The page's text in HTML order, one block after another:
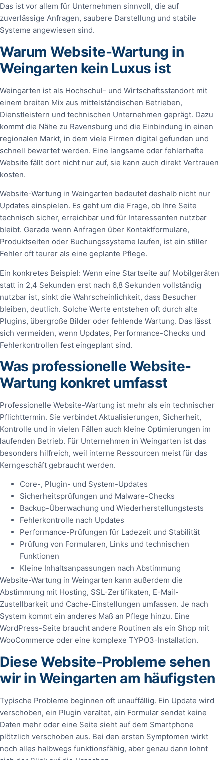
Das ist vor allem für Unternehmen sinnvoll, die auf
zuverlässige Anfragen, saubere Darstellung und stabile
Systeme angewiesen sind.
Warum Website-Wartung in
Weingarten kein Luxus ist
Weingarten ist als Hochschul- und Wirtschaftsstandort mit
einem breiten Mix aus mittelständischen Betrieben,
Dienstleistern und technischen Unternehmen geprägt. Dazu
kommt die Nähe zu Ravensburg und die Einbindung in einen
regionalen Markt, in dem viele Firmen digital gefunden und
schnell bewertet werden. Eine langsame oder fehlerhafte
Website fällt dort nicht nur auf, sie kann auch direkt Vertrauen
kosten.
Website-Wartung in Weingarten bedeutet deshalb nicht nur
Updates einspielen. Es geht um die Frage, ob Ihre Seite
technisch sicher, erreichbar und für Interessenten nutzbar
bleibt. Gerade wenn Anfragen über Kontaktformulare,
Produktseiten oder Buchungssysteme laufen, ist ein stiller
Fehler oft teurer als eine geplante Pflege.
Ein konkretes Beispiel: Wenn eine Startseite auf Mobilgeräten
statt in 2,4 Sekunden erst nach 6,8 Sekunden vollständig
nutzbar ist, sinkt die Wahrscheinlichkeit, dass Besucher
bleiben, deutlich. Solche Werte entstehen oft durch alte
Plugins, übergroße Bilder oder fehlende Wartung. Das lässt
sich vermeiden, wenn Updates, Performance-Checks und
Fehlerkontrollen fest eingeplant sind.
Was professionelle Website-
Wartung konkret umfasst
Professionelle Website-Wartung ist mehr als ein technischer
Pflichttermin. Sie verbindet Aktualisierungen, Sicherheit,
Kontrolle und in vielen Fällen auch kleine Optimierungen im
laufenden Betrieb. Für Unternehmen in Weingarten ist das
besonders hilfreich, weil interne Ressourcen meist für das
Kerngeschäft gebraucht werden.
Core-, Plugin- und System-Updates
Sicherheitsprüfungen und Malware-Checks
Backup-Überwachung und Wiederherstellungstests
Fehlerkontrolle nach Updates
Performance-Prüfungen für Ladezeit und Stabilität
Prüfung von Formularen, Links und technischen
Funktionen
Kleine Inhaltsanpassungen nach Abstimmung
Website-Wartung in Weingarten kann außerdem die
Abstimmung mit Hosting, SSL-Zertifikaten, E-Mail-
Zustellbarkeit und Cache-Einstellungen umfassen. Je nach
System kommt ein anderes Maß an Pflege hinzu. Eine
WordPress-Seite braucht andere Routinen als ein Shop mit
WooCommerce oder eine komplexe TYPO3-Installation.
Diese Website-Probleme sehen
wir in Weingarten am häufigsten
Typische Probleme beginnen oft unauffällig. Ein Update wird
verschoben, ein Plugin veraltet, ein Formular sendet keine
Daten mehr oder eine Seite sieht auf dem Smartphone
plötzlich verschoben aus. Bei den ersten Symptomen wirkt
noch alles halbwegs funktionsfähig, aber genau dann lohnt